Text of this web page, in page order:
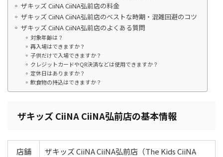
ザキッズ CiiNA CiiNA弘前店の料金
ザキッズ CiiNA CiiNA弘前店のベストな時期・混雑回避のコツ
ザキッズ CiiNA CiiNA弘前店のよくある質問
対象年齢は？
再入場はできますか？
子供だけで入場できますか？
クレジットカードやQR決済などは使用できますか？
定休日はありますか？
飲食物の持込はできますか？
ザキッズ CiiNA CiiNA弘前店の基本情報
店舗
ザキッズ CiiNA CiiNA弘前店（The Kids CiiNA